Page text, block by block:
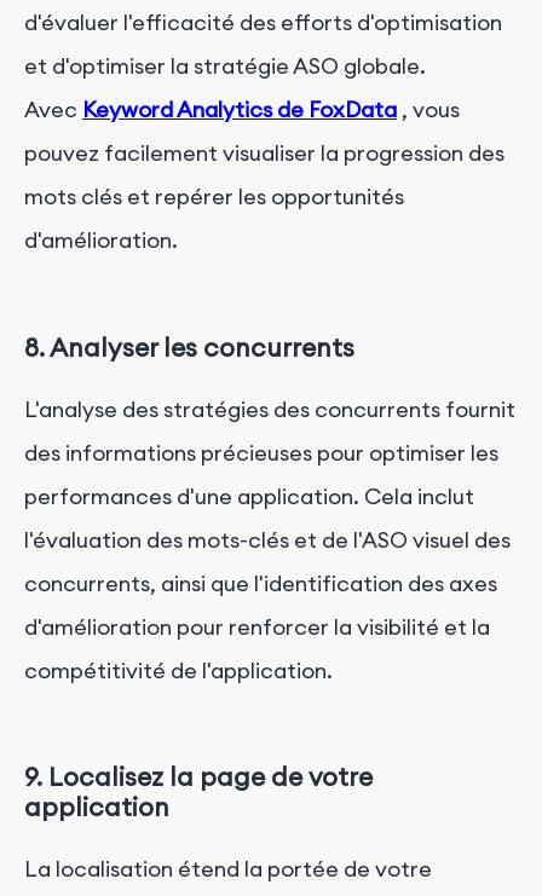
d'évaluer l'efficacité des efforts d'optimisation
et d'optimiser la stratégie ASO globale.
Avec Keyword Analytics de FoxData , vous
pouvez facilement visualiser la progression des
mots clés et repérer les opportunités
d'amélioration.
8. Analyser les concurrents
L'analyse des stratégies des concurrents fournit
des informations précieuses pour optimiser les
performances d'une application. Cela inclut
l'évaluation des mots-clés et de l'ASO visuel des
concurrents, ainsi que l'identification des axes
d'amélioration pour renforcer la visibilité et la
compétitivité de l'application.
9. Localisez la page de votre
application
La localisation étend la portée de votre